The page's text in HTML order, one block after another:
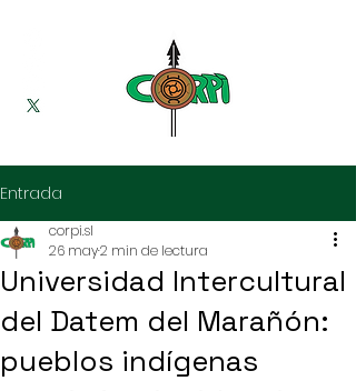
Entrada
Universidad Intercultural
del Datem del Marañón:
pueblos indígenas
corpi.sl
26 may2 min de lectura